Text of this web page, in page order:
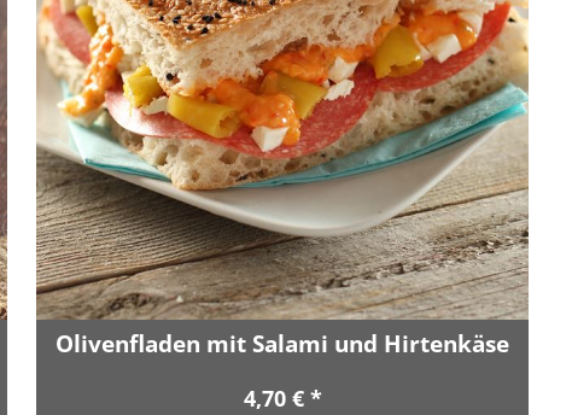
Olivenfladen mit Salami und Hirtenkäse
4,70 € *